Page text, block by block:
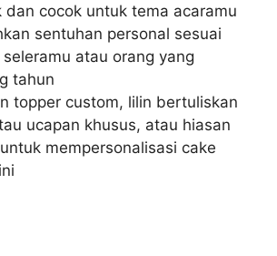
dan cocok untuk tema acaramu
sentuhan personal sesuai
atau orang yang
tahun
topper custom, lilin bertuliskan
ucapan khusus, atau hiasan
mempersonalisasi cake